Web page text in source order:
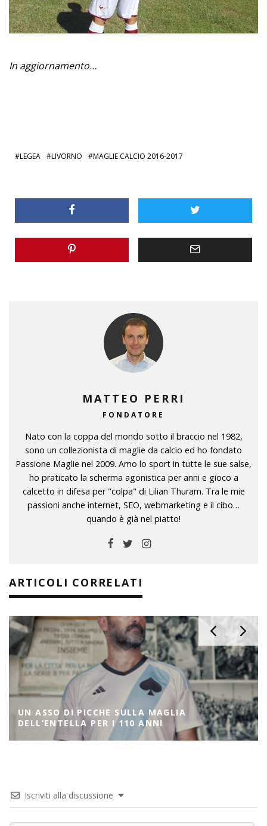
In aggiornamento…
LEGEA LIVORNO MAGLIE CALCIO 2016-2017
MATTEO PERRI
FONDATORE
Nato con la coppa del mondo sotto il braccio nel 1982,
sono un collezionista di maglie da calcio ed ho fondato
Passione Maglie nel 2009. Amo lo sport in tutte le sue salse,
ho praticato la scherma agonistica per anni e gioco a
calcetto in difesa per "colpa" di Lilian Thuram. Tra le mie
passioni anche internet, SEO, webmarketing e il cibo…
quando è già nel piatto!
ARTICOLI CORRELATI
UN ASSO DI PICCHE SULLA MAGLIA
DELL’ENTELLA PER I 110 ANNI
Iscriviti alla discussione